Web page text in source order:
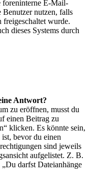
foreninterne E-Mail-
nutzen, falls
wurde.
dieses Systems durch
Antwort?
zu eröffnen, musst du
einen Beitrag zu
klicken. Es könnte sein,
bevor du einen
sind jeweils
aufgelistet. Z. B.
darfst Dateianhänge